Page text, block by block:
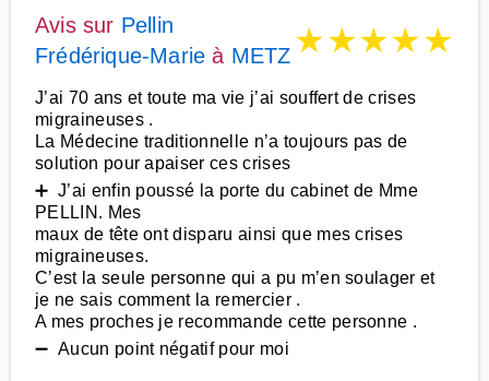
Avis sur Pellin
Frédérique-Marie à METZ ★★★★★
J’ai 70 ans et toute ma vie j’ai souffert de crises
migraineuses .
La Médecine traditionnelle n’a toujours pas de
solution pour apaiser ces crises
➕ J’ai enfin poussé la porte du cabinet de Mme
PELLIN. Mes
maux de tête ont disparu ainsi que mes crises
migraineuses.
C’est la seule personne qui a pu m’en soulager et
je ne sais comment la remercier .
A mes proches je recommande cette personne .
➖ Aucun point négatif pour moi